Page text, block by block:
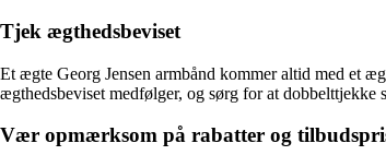
Tjek ægthedsbeviset
Et ægte Georg Jensen armbånd kommer altid med et
ægthedsbeviset medfølger, og sørg for at dobbelttjekke
Vær opmærksom på rabatter og